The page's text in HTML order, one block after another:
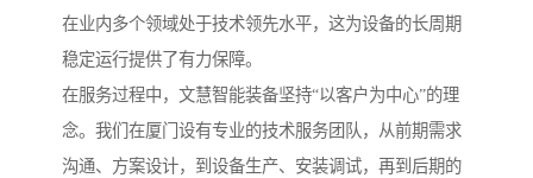
在业内多个领域处于技术领先水平，这为设备的长周期
稳定运行提供了有力保障。
在服务过程中，文慧智能装备坚持“以客户为中心”的理
念。我们在厦门设有专业的技术服务团队，从前期需求
沟通、方案设计，到设备生产、安装调试，再到后期的